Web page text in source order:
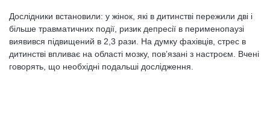
Дослідники встановили: у жінок, які в дитинстві пережили дві і
більше травматичних події, ризик депресії в перименопаузі
виявився підвищений в 2,3 рази. На думку фахівців, стрес в
дитинстві впливає на області мозку, пов’язані з настроєм. Вчені
говорять, що необхідні подальші дослідження.